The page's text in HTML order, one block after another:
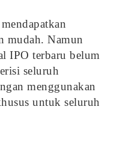
mudah. Namun
IPO terbaru belum
seluruh
menggunakan
untuk seluruh